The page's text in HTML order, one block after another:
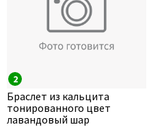
2
Браслет из кальцита
тонированного цвет
лавандовый шар